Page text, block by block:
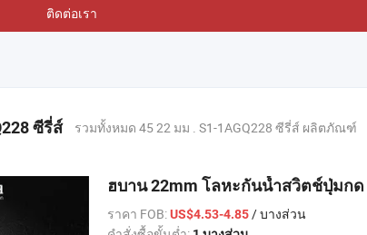
ติดต่อเรา
ซีรี่ส์ รวมทั้งหมด 45 22 มม . S1-1AGQ228 ซีรี่ส์ ผลิตภัณฑ์
ฮบาน 22mm โลหะกันน้ำสวิตช์ปุ่มก
ราคา FOB:US$4.53-4.85/ บางส่วน